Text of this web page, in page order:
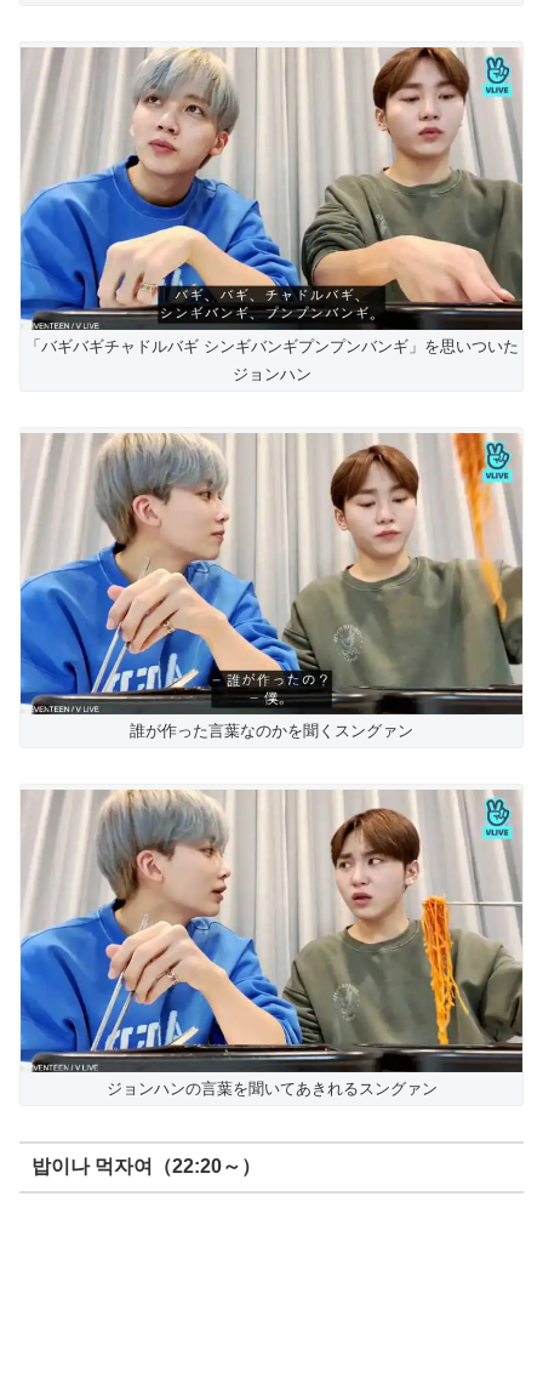
「バギバギチャドルバギ シンギバンギプンプンバンギ」を思いついた
ジョンハン
誰が作った言葉なのかを聞くスングァン
ジョンハンの言葉を聞いてあきれるスングァン
밥이나 먹자여（22:20～）